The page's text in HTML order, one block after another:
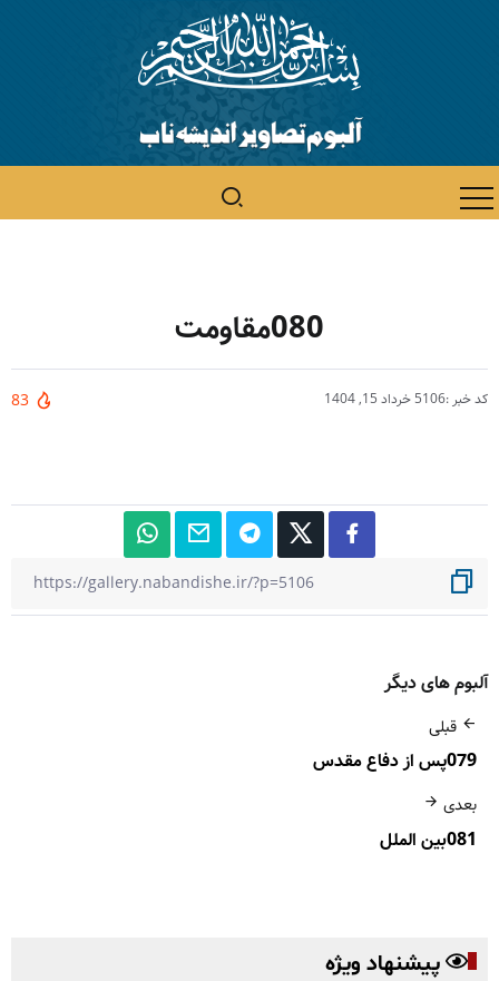
080مقاومت
کد خبر :5106 خرداد 15, 1404 83
آلبوم های دیگر
قبلی
079پس از دفاع مقدس
بعدی
081بین الملل
پیشنهاد ویژه